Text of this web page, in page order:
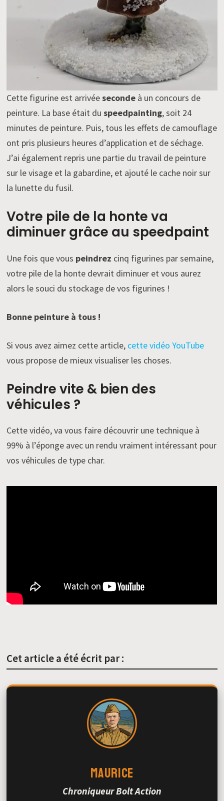
Cette figurine est arrivéeseconde à un concours de
peinture. La base était duspeedpainting, soit 24
minutes de peinture. Puis, tous les effets de camouflage
ont pris plusieurs heures d’application et de séchage.
J’ai également repris une partie du travail de peinture
sur le visage et la gabardine, et ajouté le cache noir sur
la lunette du fusil.
Votre pile de la honte va
diminuer grâce au speedpaint
Une fois que vous peindrez cinq figurines par semaine,
votre pile de la honte devrait diminuer et vous aurez
alors le souci du stockage de vos figurines !
Bonne peinture à tous !
Si vous avez aimez cette article, cette vidéo YouTube
vous propose de mieux visualiser les choses.
Peindre vite & bien des
véhicules ?
Cette vidéo, va vous faire découvrir une technique à
99% à l’éponge avec un rendu vraiment intéressant pour
vos véhicules de type char.
Cet article a été écrit par :
Maurice
Chroniqueur Bolt Action